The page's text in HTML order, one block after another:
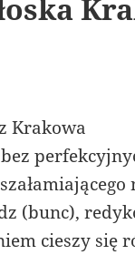
Krakowa
(bunc),
cieszy się